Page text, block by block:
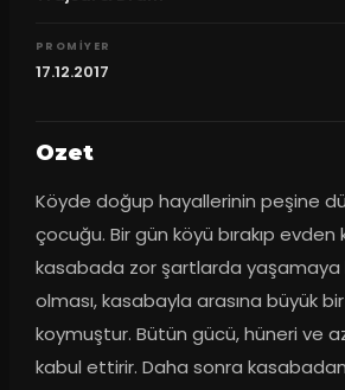
PROMIYER
17.12.2017
Ozet
Köyde doğup hayallerinin peşine
çocuğu. Bir gün köyü bırakıp evden
kasabada zor şartlarda yaşamaya
olması, kasabayla arasına büyük
koymuştur. Bütün gücü, hüneri ve
kabul ettirir. Daha sonra kasabadan